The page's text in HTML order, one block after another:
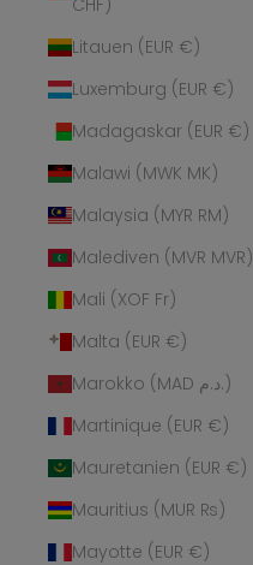
Litauen (EUR €)
Luxemburg (EUR €)
Madagaskar (EUR €)
Malawi (MWK MK)
Malaysia (MYR RM)
Malediven (MVR MVR)
Mali (XOF Fr)
Malta (EUR €)
Marokko (MAD د.م.)
Martinique (EUR €)
Mauretanien (EUR €)
Mauritius (MUR ₨)
Mayotte (EUR €)